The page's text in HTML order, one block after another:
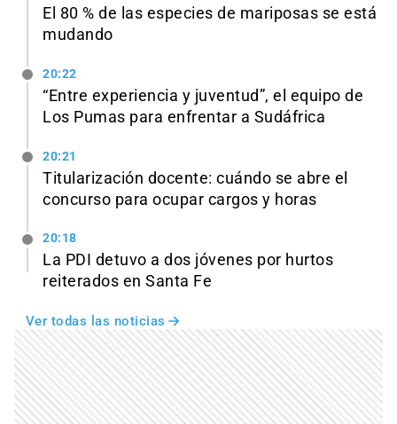
El 80 % de las especies de mariposas se está
mudando
20:22
“Entre experiencia y juventud”, el equipo de
Los Pumas para enfrentar a Sudáfrica
20:21
Titularización docente: cuándo se abre el
concurso para ocupar cargos y horas
20:18
La PDI detuvo a dos jóvenes por hurtos
reiterados en Santa Fe
Ver todas las noticias